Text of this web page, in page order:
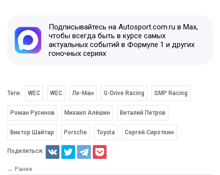
Подписывайтесь на Autosport.com.ru в Max,
чтобы всегда быть в курсе самых
актуальных событий в Формуле 1 и других
гоночных сериях
Теги: WEC WEC Ле-Ман G-Drive Racing SMP Racing
Роман Русинов Михаил Алёшин Виталий Петров
Виктор Шайтар Porsche Toyota Сергей Сироткин
Поделиться:
← Ранее